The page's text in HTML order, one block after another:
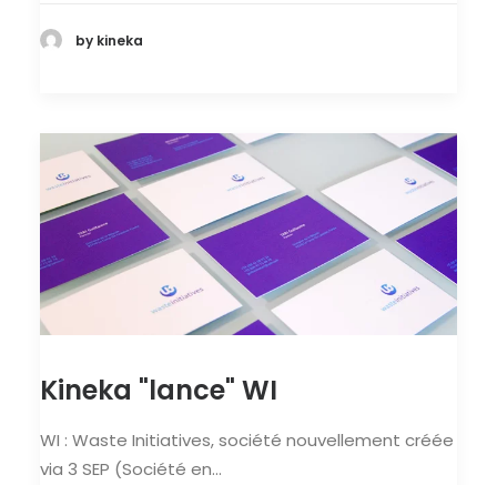
by kineka
Kineka "lance" WI
WI : Waste Initiatives, société nouvellement créée
via 3 SEP (Société en…